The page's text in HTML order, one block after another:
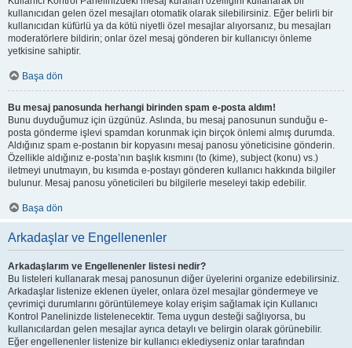
kullanıcıdan gelen özel mesajları otomatik olarak silebilirsiniz. Eğer belirli bir
kullanıcıdan küfürlü ya da kötü niyetli özel mesajlar alıyorsanız, bu mesajları
moderatörlere bildirin; onlar özel mesaj gönderen bir kullanıcıyı önleme
yetkisine sahiptir.
Başa dön
Bu mesaj panosunda herhangi birinden spam e-posta aldım!
Bunu duyduğumuz için üzgünüz. Aslında, bu mesaj panosunun sunduğu e-
posta gönderme işlevi spamdan korunmak için birçok önlemi almış durumda.
Aldığınız spam e-postanın bir kopyasını mesaj panosu yöneticisine gönderin.
Özellikle aldığınız e-posta’nın başlık kısmını (to (kime), subject (konu) vs.)
iletmeyi unutmayın, bu kısımda e-postayı gönderen kullanıcı hakkında bilgiler
bulunur. Mesaj panosu yöneticileri bu bilgilerle meseleyi takip edebilir.
Başa dön
Arkadaşlar ve Engellenenler
Arkadaşlarım ve Engellenenler listesi nedir?
Bu listeleri kullanarak mesaj panosunun diğer üyelerini organize edebilirsiniz.
Arkadaşlar listenize eklenen üyeler, onlara özel mesajlar göndermeye ve
çevrimiçi durumlarını görüntülemeye kolay erişim sağlamak için Kullanıcı
Kontrol Panelinizde listelenecektir. Tema uygun desteği sağlıyorsa, bu
kullanıcılardan gelen mesajlar ayrıca detaylı ve belirgin olarak görünebilir.
Eğer engellenenler listenize bir kullanıcı eklediyseniz onlar tarafından